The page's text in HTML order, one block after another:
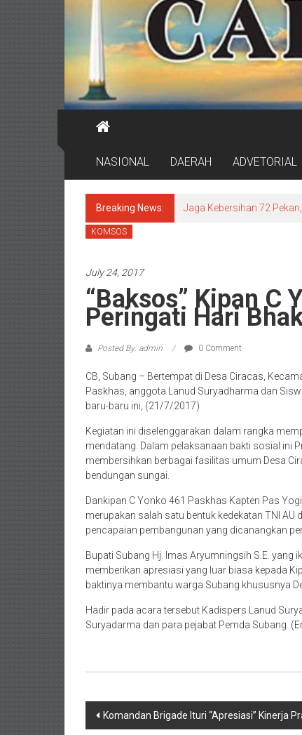
NASIONAL DAERAH ADVETORIAL
Breaking News: Jaga Kebersihan 72
KOMSOS
July 24, 2017
“Baksos” Kipan C
Peringati Hari
Posted By: admin 0 Comment
CB, Subang – Bertempat di Desa Ciracas,
Paskhas, anggota Lanud Suryadharma dan
baru-baru ini, (21/7/2017)
Kegiatan ini diselenggarakan dalam rangka
mendatang. Dalam pelaksanaan bakti sosial ini
membersihkan berbagai fasilitas umum Desa
bendungan sungai.
Dankipan C Yonko 461 Paskhas Kapten Pas
merupakan salah satu bentuk kedekatan TNI
pencapaian pembangunan yang dicanangkan
Bupati Subang Hj. Imas Aryumningsih S.E.
memberikan apresiasi yang luar biasa kepada
baktinya membantu warga Subang khususnya
Hadir pada acara tersebut Kadispers Lanud
Suryadarma dan para pejabat Pemda Subang.
Post
Komandan Brigade Ituri “Apresiasi” Kinerja